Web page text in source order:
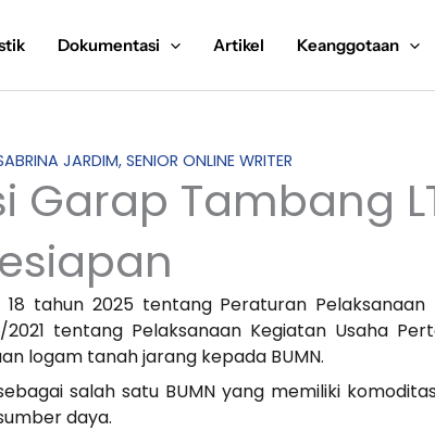
Dokumentasi Artikel Keanggotaan
JARDIM, SENIOR ONLINE WRITER
Garap Tambang
tahun 2025 tentang Peraturan
tentang Pelaksanaan Kegiatan Usaha
logam tanah jarang kepada BUMN.
salah satu BUMN yang memiliki
daya.